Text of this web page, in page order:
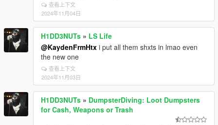
查看上下文
2024年11月04日
H1DD3NUTs » LS Life
@KaydenFrmHtx i put all them shxts in lmao even
the new one
查看上下文
2024年11月03日
H1DD3NUTs » DumpsterDiving: Loot Dumpsters
for Cash, Weapons or Trash